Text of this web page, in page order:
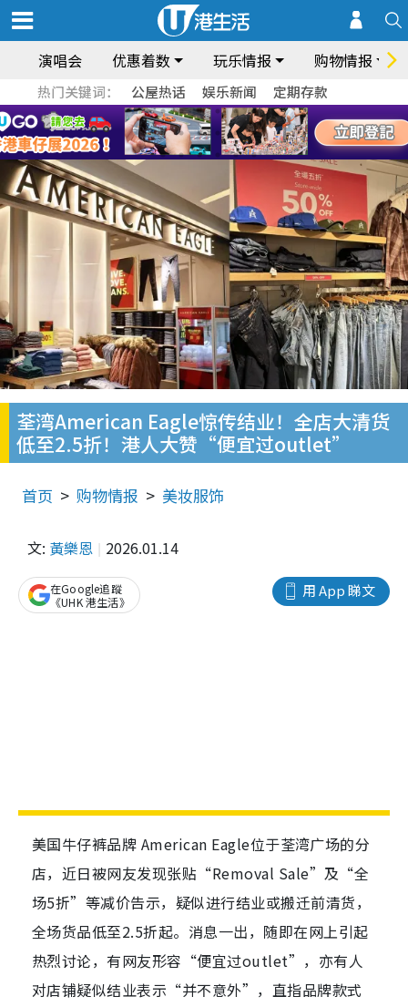
演唱会 优惠着数 玩乐情报 购物情报
热门关键词： 公屋热话 娱乐新闻 定期存款
荃湾American Eagle惊传结业！全店大清货
低至2.5折！港人大赞“便宜过outlet”
首页 购物情报 美妆服饰
文: 黃樂恩 2026.01.14
用 App 睇文
在Google追蹤
《UHK 港生活》
美国牛仔裤品牌 American Eagle位于荃湾广场的分
店，近日被网友发现张贴“Removal Sale”及“全
场5折”等减价告示，疑似进行结业或搬迁前清货，
全场货品低至2.5折起。消息一出，随即在网上引起
热烈讨论，有网友形容“便宜过outlet”，亦有人
对店铺疑似结业表示“并不意外”，直指品牌款式